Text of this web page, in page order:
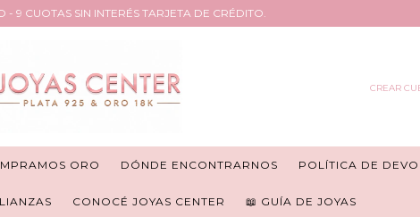
- 9 CUOTAS SIN INTERÉS TARJETA DE CRÉDITO.
CREAR
ORO DÓNDE ENCONTRARNOS POLÍTICA DE
CONOCÉ JOYAS CENTER 📖 GUÍA DE JOYAS